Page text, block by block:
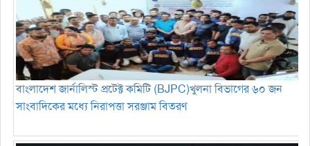
বাংলাদেশ জার্নালিস্ট প্রটেক্ট কমিটি (BJPC)খুলনা বিভাগের ৬০ জন
সাংবাদিকের মধ্যে নিরাপত্তা সরঞ্জাম বিতরণ